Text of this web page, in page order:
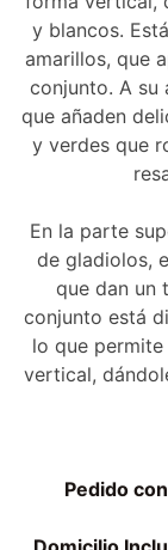
y blancos.
amarillos, que
conjunto. A su
que añaden
y verdes que
En la parte
de gladiolos,
que dan un
conjunto está
lo que
vertical,
Pedido